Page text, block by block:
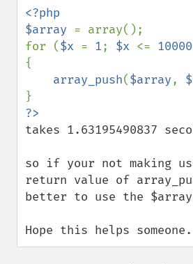
<?php
$array = array();
for ($x = 1; $x <=
{
array_push($array,
takes 1.63195490837
so if your not making
return value of
better to use the
Hope this helps someone.